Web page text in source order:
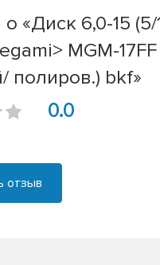
«Диск 6,0-15 (5/
MGM-
полиров.) bkf»
0.0
отзыв